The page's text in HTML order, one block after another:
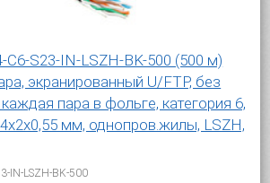
C6-S23-IN-LSZH-BK-500 (500 м)
экранированный U/FTP, без
пара в фольге, категория 6,
мм, однопров.жилы, LSZH,
IN-LSZH-BK-500